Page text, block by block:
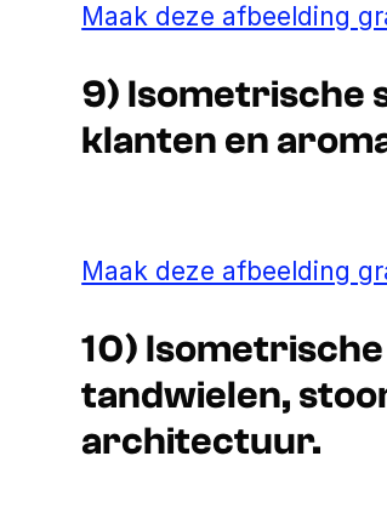
Maak deze afbeelding
9) Isometrische
klanten en
Maak deze afbeelding
10)
tandwielen,
architectuur.